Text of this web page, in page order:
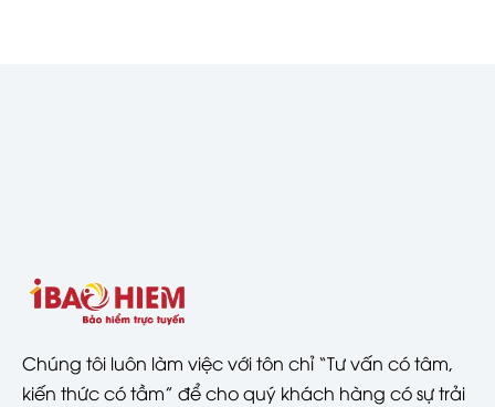
Chúng tôi luôn làm việc với tôn chỉ “Tư vấn có tâm,
kiến thức có tầm” để cho quý khách hàng có sự trải